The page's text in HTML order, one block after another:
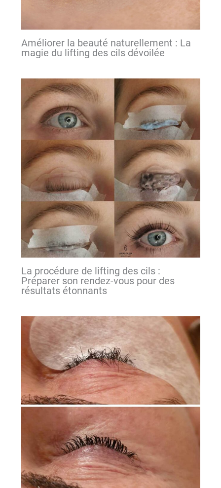
Améliorer la beauté naturellement : La
magie du lifting des cils dévoilée
La procédure de lifting des cils :
Préparer son rendez-vous pour des
résultats étonnants